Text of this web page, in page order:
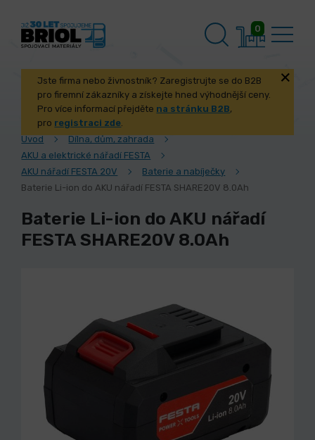
0
Jste firma nebo živnostník? Zaregistrujte se do B2B
pro firemní zákazníky a získejte hned výhodnější ceny.
Pro více informací přejděte na stránku B2B,
pro registraci zde.
Úvod
Dílna, dům, zahrada
AKU a elektrické nářadí FESTA
AKU nářadí FESTA 20V
Baterie a nabíječky
Baterie Li-ion do AKU nářadí FESTA SHARE20V 8.0Ah
Baterie Li-ion do AKU nářadí
FESTA SHARE20V 8.0Ah